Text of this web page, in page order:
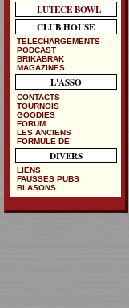
LUTECE BOWL
CLUB HOUSE
TELECHARGEMENTS
PODCAST
BRIKABRAK
MAGAZINES
L'ASSO
CONTACTS
TOURNOIS
GOODIES
FORUM
LES ANCIENS
FORMULE DE
DIVERS
LIENS
FAUSSES PUBS
BLASONS